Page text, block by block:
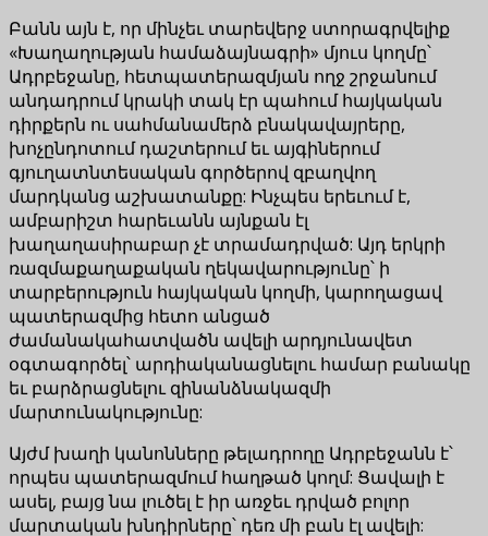
Բանն այն է, որ մինչեւ տարեվերջ ստորագրվելիք
«Խաղաղության համաձայնագրի» մյուս կողմը՝
Ադրբեջանը, հետպատերազմյան ողջ շրջանում
անդադրում կրակի տակ էր պահում հայկական
դիրքերն ու սահմանամերձ բնակավայրերը,
խոչընդոտում դաշտերում եւ այգիներում
գյուղատնտեսական գործերով զբաղվող
մարդկանց աշխատանքը: Ինչպես երեւում է,
ամբարիշտ հարեւանն այնքան էլ
խաղաղասիրաբար չէ տրամադրված: Այդ երկրի
ռազմաքաղաքական ղեկավարությունը՝ ի
տարբերություն հայկական կողմի, կարողացավ
պատերազմից հետո անցած
ժամանակահատվածն ավելի արդյունավետ
օգտագործել՝ արդիականացնելու համար բանակը
եւ բարձրացնելու զինանձնակազմի
մարտունակությունը:
Այժմ խաղի կանոնները թելադրողը Ադրբեջանն է՝
որպես պատերազմում հաղթած կողմ: Ցավալի է
ասել, բայց նա լուծել է իր առջեւ դրված բոլոր
մարտական խնդիրները՝ դեռ մի բան էլ ավելի: